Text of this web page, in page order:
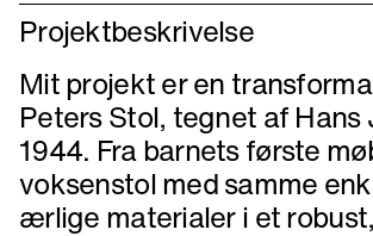
Projektbeskrivelse
Mit projekt er en
Peters Stol, tegnet af Hans
1944. Fra barnets første
voksenstol med samme
ærlige materialer i et